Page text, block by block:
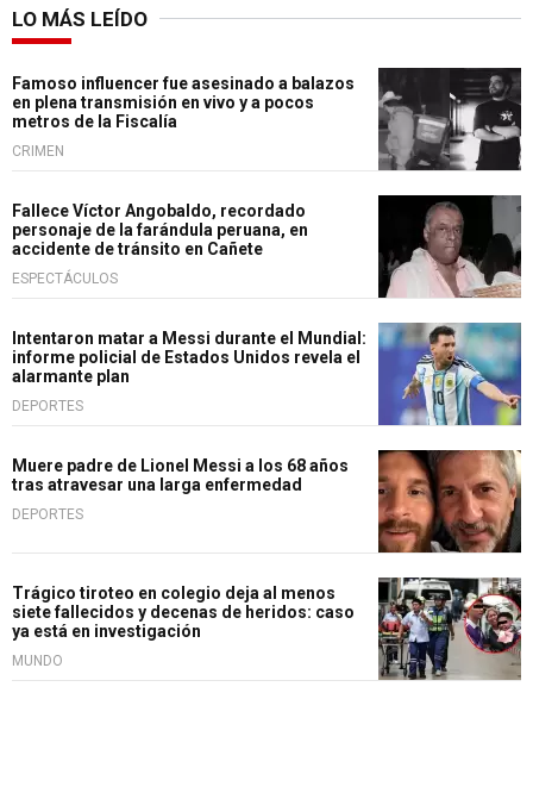
LO MÁS LEÍDO
Famoso influencer fue asesinado a balazos
en plena transmisión en vivo y a pocos
metros de la Fiscalía
CRIMEN
Fallece Víctor Angobaldo, recordado
personaje de la farándula peruana, en
accidente de tránsito en Cañete
ESPECTÁCULOS
Intentaron matar a Messi durante el Mundial:
informe policial de Estados Unidos revela el
alarmante plan
DEPORTES
Muere padre de Lionel Messi a los 68 años
tras atravesar una larga enfermedad
DEPORTES
Trágico tiroteo en colegio deja al menos
siete fallecidos y decenas de heridos: caso
ya está en investigación
MUNDO